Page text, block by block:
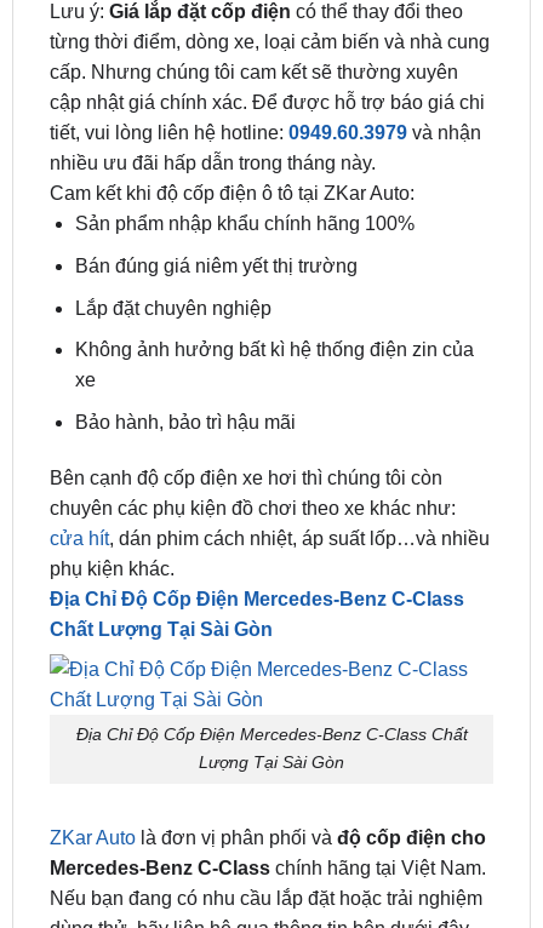
cấp. Nhưng chúng tôi cam kết sẽ thường xuyên
cập nhật giá chính xác. Để được hỗ trợ báo giá chi
tiết, vui lòng liên hệ hotline:0949.60.3979 và nhận
nhiều ưu đãi hấp dẫn trong tháng này.
Cam kết khi độ cốp điện ô tô tại ZKar Auto:
Sản phẩm nhập khẩu chính hãng 100%
Bán đúng giá niêm yết thị trường
xe
Bảo hành, bảo trì hậu mãi
Bên cạnh độ cốp điện xe hơi thì chúng tôi còn
cửa hít, dán phim cách nhiệt, áp suất lốp…và nhiều
phụ kiện khác.
Địa Chỉ Độ Cốp Điện Mercedes-Benz C-Class
Chất Lượng Tại Sài Gòn
Địa Chỉ Độ Cốp Điện Mercedes-Benz C-Class Chất
Lượng Tại Sài Gòn
là đơn vị phân phối vàđộ cốp điện cho
Nếu bạn đang có nhu cầu lắp đặt hoặc trải nghiệm
dùng thử, hãy liên hệ qua thông tin bên dưới đây
nhé!